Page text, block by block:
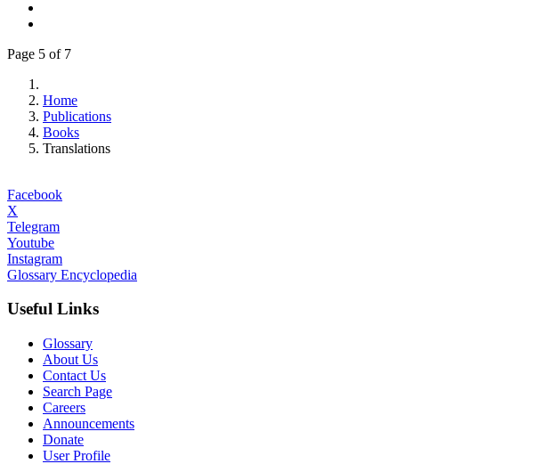
Page 5 of 7
Home
Publications
Books
Translations
Facebook
X
Telegram
Youtube
Instagram
Glossary Encyclopedia
Useful Links
Glossary
About Us
Contact Us
Search Page
Careers
Announcements
Donate
User Profile